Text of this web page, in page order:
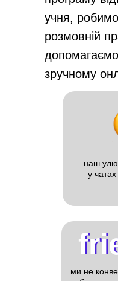
ми не
наш
у чатах
учня,
розмовній
зручному